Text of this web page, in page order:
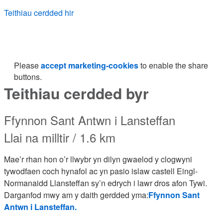
Teithiau cerdded hir
Pleaseaccept marketing-cookiesto enable the share
buttons.
Teithiau cerdded byr
Ffynnon Sant Antwn i Lansteffan
Llai na milltir / 1.6 km
Mae’r rhan hon o’r llwybr yn dilyn gwaelod y clogwyni
tywodfaen coch hynafol ac yn pasio islaw castell Eingl-
Normanaidd Llansteffan sy’n edrych i lawr dros afon Tywi.
Darganfod mwy am y daith gerdded yma:Ffynnon Sant
Antwn i Lansteffan.